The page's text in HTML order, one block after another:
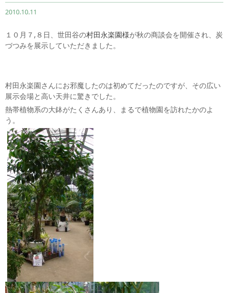
2010.10.11
１０月７,８日、世田谷の村田永楽園様が秋の商談会を開催され、炭
づつみを展示していただきました。
村田永楽園さんにお邪魔したのは初めてだったのですが、その広い
展示会場と高い天井に驚きでした。
熱帯植物系の大鉢がたくさんあり、まるで植物園を訪れたかのよ
う。